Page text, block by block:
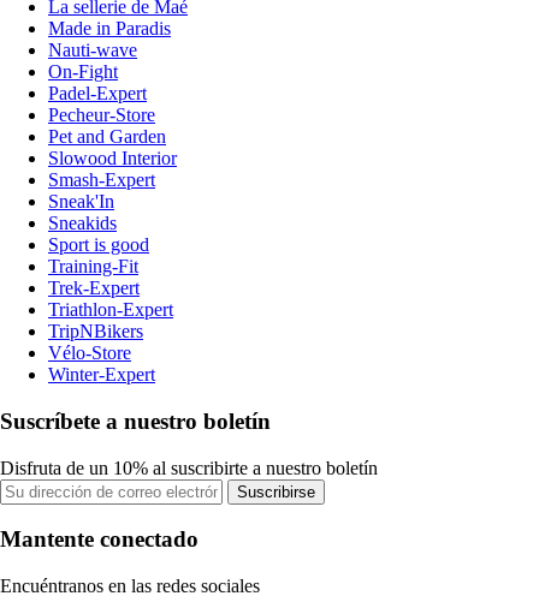
La sellerie de Maé
Made in Paradis
Nauti-wave
On-Fight
Padel-Expert
Pecheur-Store
Pet and Garden
Slowood Interior
Smash-Expert
Sneak'In
Sneakids
Sport is good
Training-Fit
Trek-Expert
Triathlon-Expert
TripNBikers
Vélo-Store
Winter-Expert
Suscríbete a nuestro boletín
Disfruta de un 10% al suscribirte a nuestro boletín
Suscribirse
Mantente conectado
Encuéntranos en las redes sociales